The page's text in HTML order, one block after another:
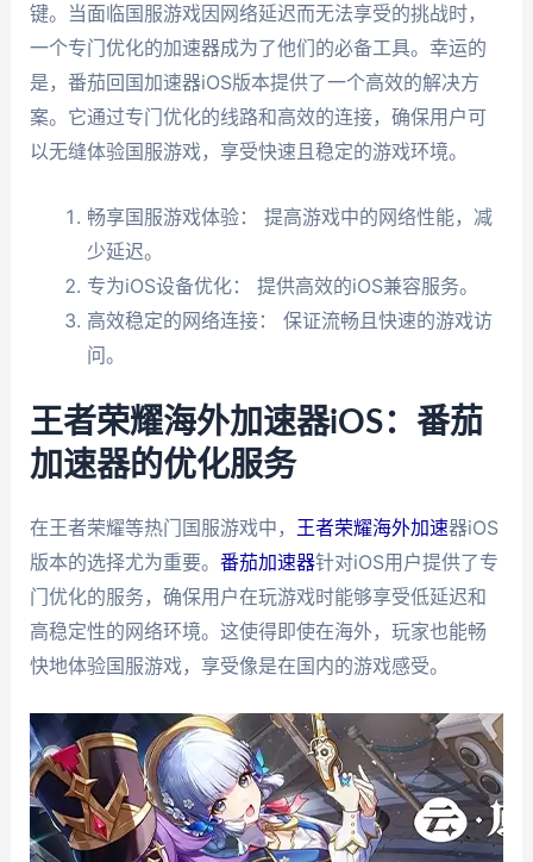
键。当面临国服游戏因网络延迟而无法享受的挑战时，
一个专门优化的加速器成为了他们的必备工具。幸运的
是，番茄回国加速器iOS版本提供了一个高效的解决方
案。它通过专门优化的线路和高效的连接，确保用户可
以无缝体验国服游戏，享受快速且稳定的游戏环境。
畅享国服游戏体验： 提高游戏中的网络性能，减
少延迟。
专为iOS设备优化： 提供高效的iOS兼容服务。
高效稳定的网络连接： 保证流畅且快速的游戏访
问。
王者荣耀海外加速器iOS：番茄
加速器的优化服务
在王者荣耀等热门国服游戏中， 王者荣耀海外加速器iOS
版本的选择尤为重要。 番茄加速器针对iOS用户提供了专
门优化的服务，确保用户在玩游戏时能够享受低延迟和
高稳定性的网络环境。这使得即使在海外，玩家也能畅
快地体验国服游戏，享受像是在国内的游戏感受。